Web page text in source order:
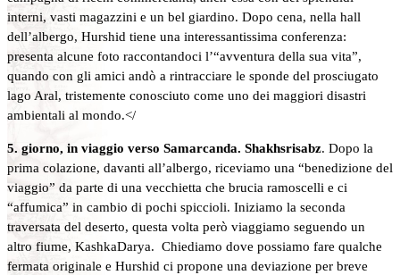
interni, vasti magazzini e un bel giardino. Dopo cena, nella hall
dell’albergo, Hurshid tiene una interessantissima conferenza:
presenta alcune foto raccontandoci l’“avventura della sua vita”,
quando con gli amici andò a rintracciare le sponde del prosciugato
lago Aral, tristemente conosciuto come uno dei maggiori disastri
ambientali al mondo.</
5. giorno, in viaggio verso Samarcanda. Shakhsrisabz. Dopo la
prima colazione, davanti all’albergo, riceviamo una “benedizione del
viaggio” da parte di una vecchietta che brucia ramoscelli e ci
“affumica” in cambio di pochi spiccioli. Iniziamo la seconda
traversata del deserto, questa volta però viaggiamo seguendo un
altro fiume, KashkaDarya. Chiediamo dove possiamo fare qualche
fermata originale e Hurshid ci propone una deviazione per breve